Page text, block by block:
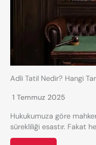
Adli Tatil Nedir? Hangi
1 Temmuz 2025
Hukukumuza göre
sürekliliği esastır. Fakat